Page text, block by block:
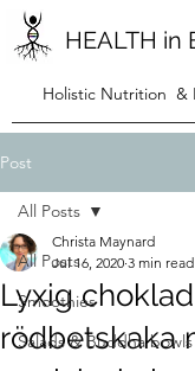
HEALTH in
Holistic Nutrition &
Post
All Posts
Smoothies
Salads & Buddha bowls
All Posts
Lyxig
rödbetskaka
Christa Maynard
Jul 16, 2020 3 min read